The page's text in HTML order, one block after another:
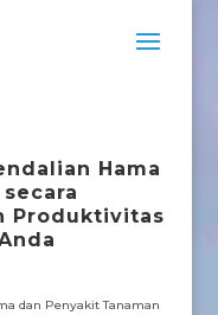
Hama
Produktivitas
dan Penyakit Tanaman